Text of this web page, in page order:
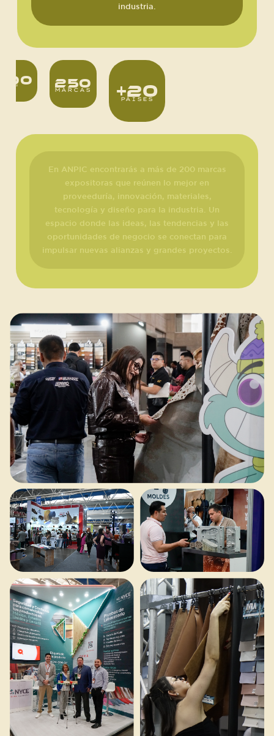
industria.
250
MARCAS +20
PAÍSES
Más de 20 países. Consolidándose como el
evento clave de la proveeduría y la
innovación en la industria. ¡Únete a esta
experiencia global!